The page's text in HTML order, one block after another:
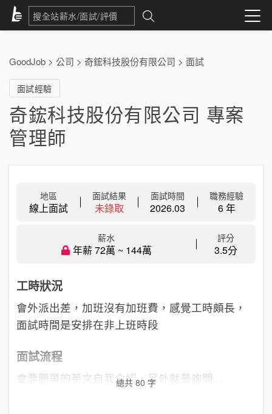
GoodJob > 公司 > 奇鋐科技股份有限公司 > 面試
面試經驗
奇鋐科技股份有限公司 專案
管理師
地區
線上面試
面試結果
未錄取
面試時間
2026.03
職務經驗
6 年
薪水
年薪 72萬 ~ 144萬
評分
3.5分
工時狀況
會外派出差，加班沒有加班費，感覺工時頗長，
面試時間是安排在非上班時段
面試流程
會要簡單的英文自我介紹，另外就是詢問...
總共 80 字